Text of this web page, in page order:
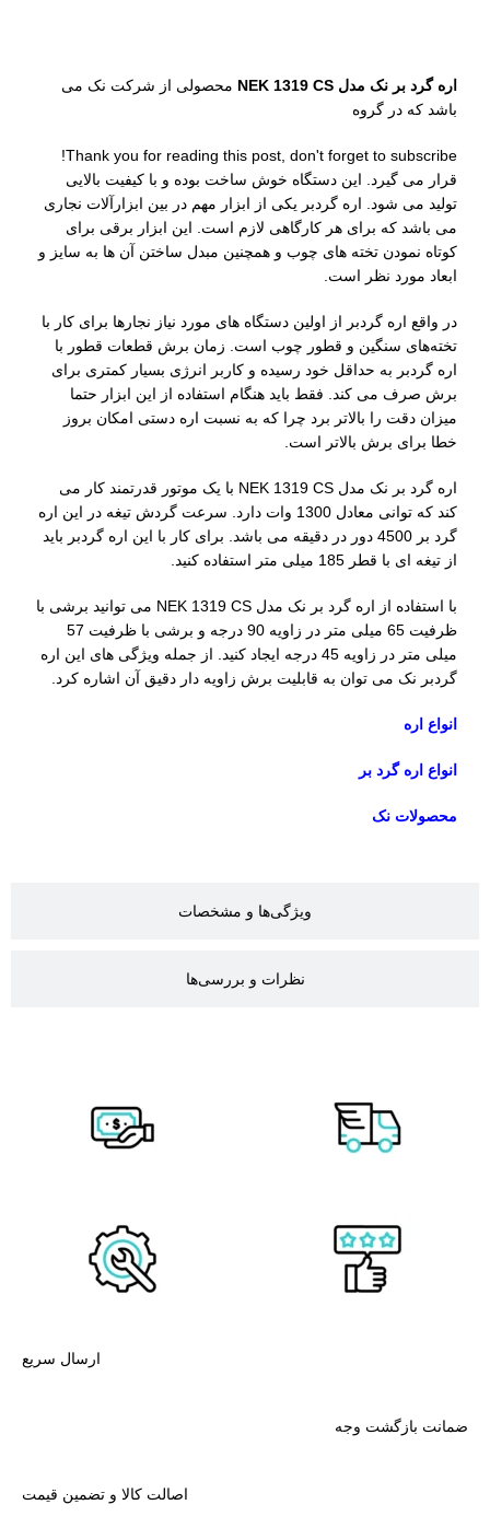
ویژگی‌ها و مشخصات
نظرات و بررسی‌ها
اره گرد بر نک مدل NEK 1319 CS
محصولی از شرکت نک می
باشد که در گروه
Thank you for reading this post, don't forget to subscribe!
قرار می گیرد. این دستگاه خوش ساخت بوده و با کیفیت بالایی
تولید می شود. اره گردبر یکی از ابزار مهم در بین ابزارآلات نجاری
می باشد که برای هر کارگاهی لازم است. این ابزار برقی برای
کوتاه نمودن تخته های چوب و همچنین مبدل ساختن آن ها به سایز و
ابعاد مورد نظر است.
در واقع اره گردبر از اولین دستگاه های مورد نیاز نجارها برای کار با
تخته‌های سنگين و قطور چوب است. زمان برش قطعات قطور با
اره گردبر به حداقل خود رسیده و کاربر انرژی بسیار کمتری برای
برش صرف می کند. فقط باید هنگام استفاده از این ابزار حتما
میزان دقت را بالاتر برد چرا که به نسبت اره دستی امکان بروز
خطا برای برش بالاتر است.
اره گرد بر نک مدل NEK 1319 CS با یک موتور قدرتمند کار می
کند که توانی معادل 1300 وات دارد. سرعت گردش تیغه در این اره
گرد بر 4500 دور در دقیقه می باشد. برای کار با این اره گردبر باید
از تیغه ای با قطر 185 میلی متر استفاده کنید.
با استفاده از اره گرد بر نک مدل NEK 1319 CS می توانید برشی با
ظرفیت 65 میلی متر در زاویه 90 درجه و برشی با ظرفیت 57
میلی متر در زاویه 45 درجه ایجاد کنید. از جمله ویژگی های این اره
گردبر نک می توان به قابلیت برش زاویه دار دقیق آن اشاره کرد.
انواع اره
انواع اره گرد بر
محصولات نک
ارسال سریع
ضمانت بازگشت وجه
اصالت کالا و تضمین قیمت